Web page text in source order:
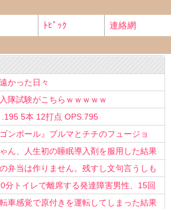
ﾄﾋﾟｯｸ
連絡網
かった日々
隊試験がこちらｗｗｗｗｗ
.195 5本 12打点 OPS.795
ンボール』ブルマとチチのフュージョ
ん、人生初の睡眠導入剤を服用した結果
弁当は作りません。残すし文句言うしも
分トイレで離席する発達障害男性、15回
車感覚で原付きを運転してしまった結果